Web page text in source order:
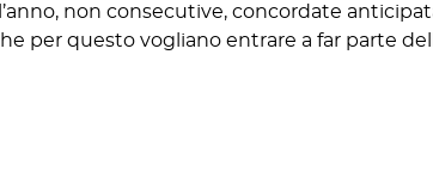
non consecutive, concordate
per questo vogliano entrare a far parte